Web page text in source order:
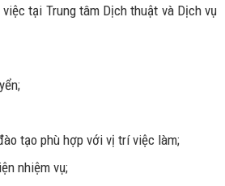
tại Trung tâm Dịch thuật và Dịch vụ
tạo phù hợp với vị trí việc làm;
nhiệm vụ;